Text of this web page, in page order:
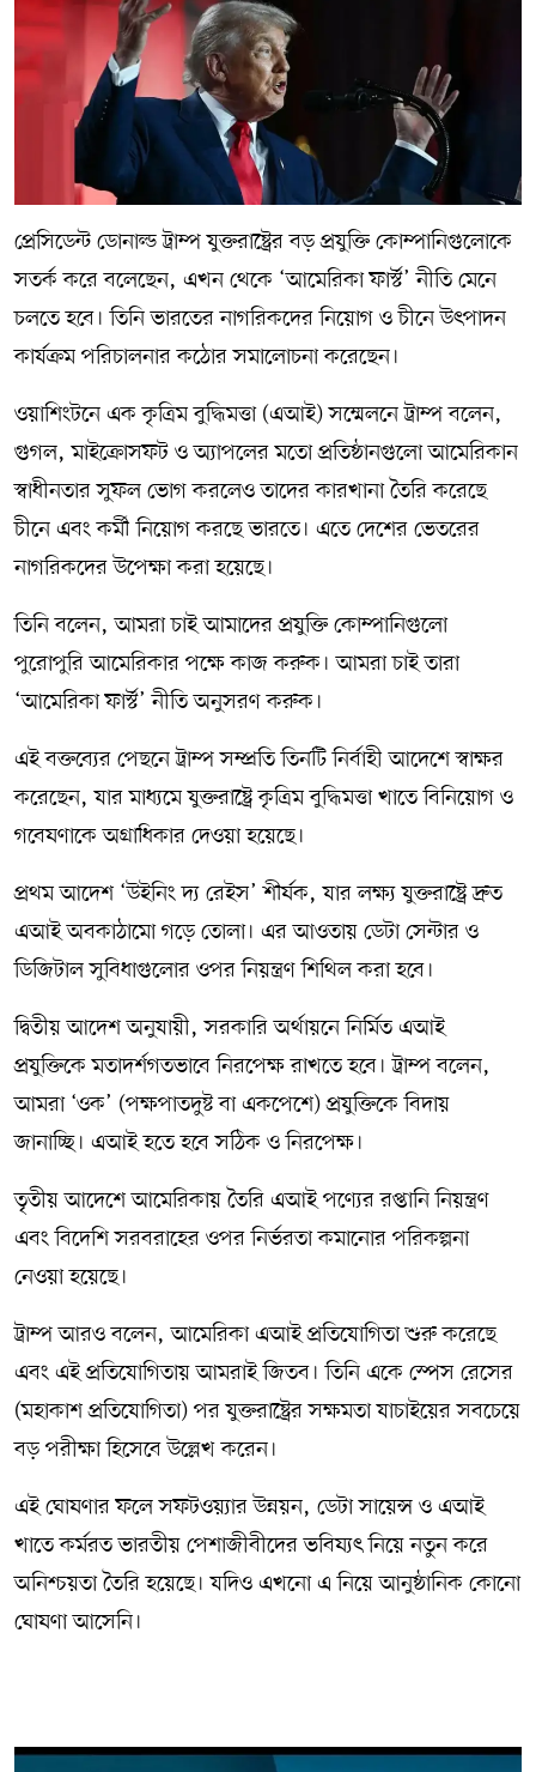
প্রেসিডেন্ট ডোনাল্ড ট্রাম্প যুক্তরাষ্ট্রের বড় প্রযুক্তি কোম্পানিগুলোকে
সতর্ক করে বলেছেন, এখন থেকে ‘আমেরিকা ফার্স্ট’ নীতি মেনে
চলতে হবে। তিনি ভারতের নাগরিকদের নিয়োগ ও চীনে উৎপাদন
কার্যক্রম পরিচালনার কঠোর সমালোচনা করেছেন।
ওয়াশিংটনে এক কৃত্রিম বুদ্ধিমত্তা (এআই) সম্মেলনে ট্রাম্প বলেন,
গুগল, মাইক্রোসফট ও অ্যাপলের মতো প্রতিষ্ঠানগুলো আমেরিকান
স্বাধীনতার সুফল ভোগ করলেও তাদের কারখানা তৈরি করেছে
চীনে এবং কর্মী নিয়োগ করছে ভারতে। এতে দেশের ভেতরের
নাগরিকদের উপেক্ষা করা হয়েছে।
তিনি বলেন, আমরা চাই আমাদের প্রযুক্তি কোম্পানিগুলো
পুরোপুরি আমেরিকার পক্ষে কাজ করুক। আমরা চাই তারা
‘আমেরিকা ফার্স্ট’ নীতি অনুসরণ করুক।
এই বক্তব্যের পেছনে ট্রাম্প সম্প্রতি তিনটি নির্বাহী আদেশে স্বাক্ষর
করেছেন, যার মাধ্যমে যুক্তরাষ্ট্রে কৃত্রিম বুদ্ধিমত্তা খাতে বিনিয়োগ ও
গবেষণাকে অগ্রাধিকার দেওয়া হয়েছে।
প্রথম আদেশ ‘উইনিং দ্য রেইস’ শীর্ষক, যার লক্ষ্য যুক্তরাষ্ট্রে দ্রুত
এআই অবকাঠামো গড়ে তোলা। এর আওতায় ডেটা সেন্টার ও
ডিজিটাল সুবিধাগুলোর ওপর নিয়ন্ত্রণ শিথিল করা হবে।
দ্বিতীয় আদেশ অনুযায়ী, সরকারি অর্থায়নে নির্মিত এআই
প্রযুক্তিকে মতাদর্শগতভাবে নিরপেক্ষ রাখতে হবে। ট্রাম্প বলেন,
আমরা ‘ওক’ (পক্ষপাতদুষ্ট বা একপেশে) প্রযুক্তিকে বিদায়
জানাচ্ছি। এআই হতে হবে সঠিক ও নিরপেক্ষ।
তৃতীয় আদেশে আমেরিকায় তৈরি এআই পণ্যের রপ্তানি নিয়ন্ত্রণ
এবং বিদেশি সরবরাহের ওপর নির্ভরতা কমানোর পরিকল্পনা
নেওয়া হয়েছে।
ট্রাম্প আরও বলেন, আমেরিকা এআই প্রতিযোগিতা শুরু করেছে
এবং এই প্রতিযোগিতায় আমরাই জিতব। তিনি একে স্পেস রেসের
(মহাকাশ প্রতিযোগিতা) পর যুক্তরাষ্ট্রের সক্ষমতা যাচাইয়ের সবচেয়ে
বড় পরীক্ষা হিসেবে উল্লেখ করেন।
এই ঘোষণার ফলে সফটওয়্যার উন্নয়ন, ডেটা সায়েন্স ও এআই
খাতে কর্মরত ভারতীয় পেশাজীবীদের ভবিষ্যৎ নিয়ে নতুন করে
অনিশ্চয়তা তৈরি হয়েছে। যদিও এখনো এ নিয়ে আনুষ্ঠানিক কোনো
ঘোষণা আসেনি।